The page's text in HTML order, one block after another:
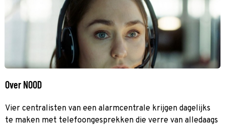
Over NOOD
Vier centralisten van een alarmcentrale krijgen dagelijks
te maken met telefoongesprekken die verre van alledaags